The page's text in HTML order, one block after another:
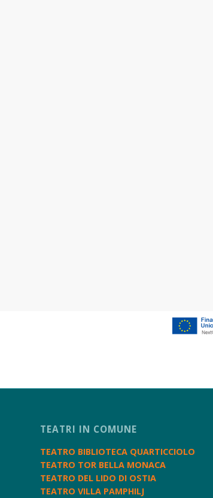
TEATRI IN COMUNE
TEATRO BIBLIOTECA QUARTICCIOLO
TEATRO TOR BELLA MONACA
TEATRO DEL LIDO DI OSTIA
TEATRO VILLA PAMPHILJ